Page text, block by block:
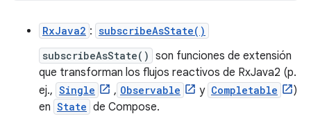
RxJava2 : subscribeAsState()
subscribeAsState() son funciones de extensión
que transforman los flujos reactivos de RxJava2 (p.
ej., Single , Observable y Completable
)
en State de Compose.